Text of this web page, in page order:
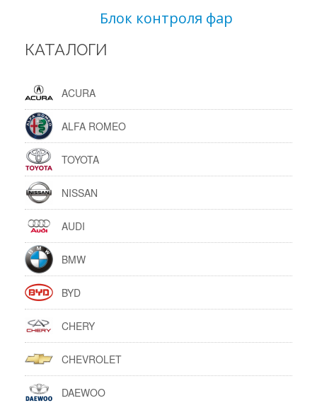
Блок контроля фар
КАТАЛОГИ
ACURA
ALFA ROMEO
TOYOTA
NISSAN
AUDI
BMW
BYD
CHERY
CHEVROLET
DAEWOO